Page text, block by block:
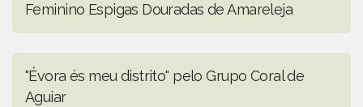
Feminino Espigas Douradas de Amareleja
"Évora és meu distrito" pelo Grupo Coral de
Aguiar